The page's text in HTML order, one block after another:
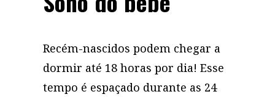
Recém-nascidos podem chegar a
dormir até 18 horas por dia! Esse
tempo é espaçado durante as 24